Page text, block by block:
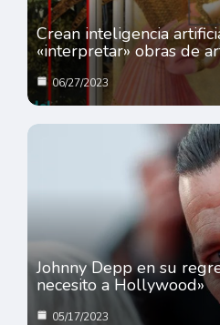
Crean inteligencia
«interpretar» obras de
06/27/2023
Johnny Depp en su
necesito a Hollywood»
05/17/2023